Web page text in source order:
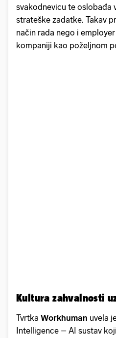
svakodnevicu te oslobađa
strateške zadatke. Takav
način rada nego i
kompaniji kao poželjnom
Kultura zahvalnosti
Tvrtka Workhuman uvela
Intelligence – AI sustav